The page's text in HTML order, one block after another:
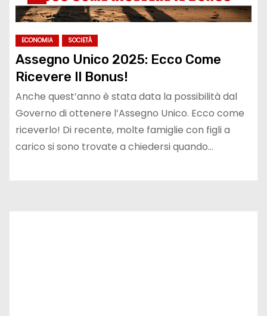
ECONOMIA SOCIETÀ
Assegno Unico 2025: Ecco Come
Ricevere Il Bonus!
Anche quest’anno è stata data la possibilità dal
Governo di ottenere l’Assegno Unico. Ecco come
riceverlo! Di recente, molte famiglie con figli a
carico si sono trovate a chiedersi quando…